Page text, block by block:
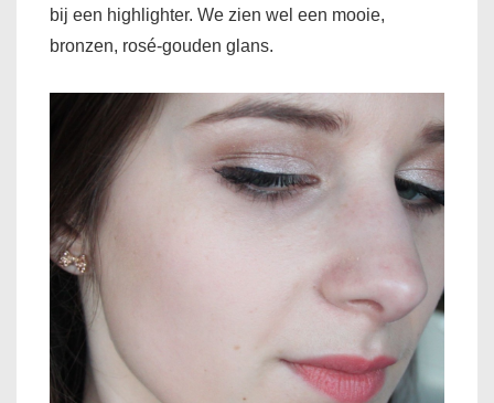
bij een highlighter. We zien wel een mooie,
bronzen, rosé-gouden glans.